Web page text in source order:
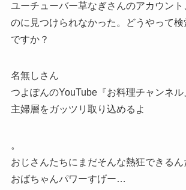
ユーチューバー草なぎさんのアカウント
のに見つけられなかった。どうやって
ですか？
名無しさん
つよぽんのYouTube『お料理チャンネル
主婦層をガッツリ取り込めるよ
。
おじさんたちにまだそんな熱狂できるん
おばちゃんパワーすげー…